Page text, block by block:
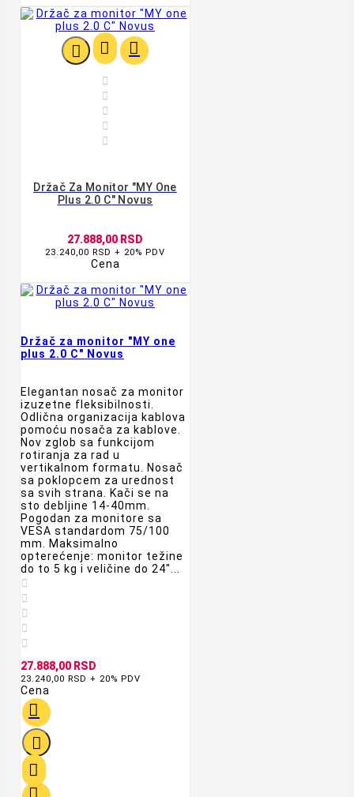
  





Držač Za Monitor "MY One
Plus 2.0 C" Novus
27.888,00 RSD
23.240,00 RSD + 20% PDV
Cena
Držač za monitor "MY one
plus 2.0 C" Novus
Elegantan nosač za monitor
izuzetne fleksibilnosti.
Odlična organizacija kablova
pomoću nosača za kablove.
Nov zglob sa funkcijom
rotiranja za rad u
vertikalnom formatu. Nosač
sa poklopcem za urednost
sa svih strana. Kači se na
sto debljine 14-40mm.
Pogodan za monitore sa
VESA standardom 75/100
mm. Maksimalno
opterećenje: monitor težine
do to 5 kg i veličine do 24"...





27.888,00 RSD
23.240,00 RSD + 20% PDV
Cena


